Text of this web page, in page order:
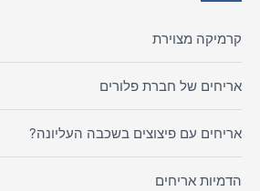
קרמיקה מצוירת
אריחים של חברת פלורים
אריחים עם פיצוצים בשכבה העליונה?
הדמיות אריחים